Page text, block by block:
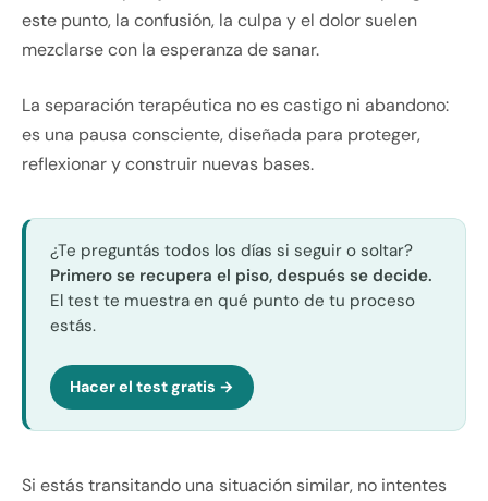
este punto, la confusión, la culpa y el dolor suelen
mezclarse con la esperanza de sanar.
La separación terapéutica no es castigo ni abandono:
es una pausa consciente, diseñada para proteger,
reflexionar y construir nuevas bases.
¿Te preguntás todos los días si seguir o soltar?
Primero se recupera el piso, después se decide.
El test te muestra en qué punto de tu proceso
estás.
Hacer el test gratis →
Si estás transitando una situación similar, no intentes